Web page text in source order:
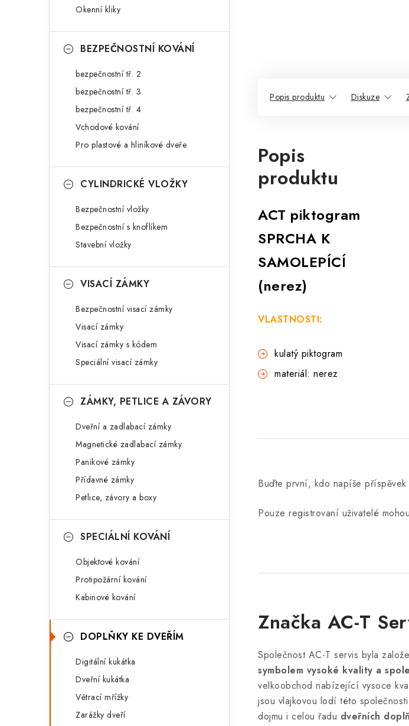
Okenní kliky
BEZPEČNOSTNÍ KOVÁNÍ
bezpečnostní tř. 2
bezpečnostní tř. 3
bezpečnostní tř. 4
Vchodové kování
Pro plastové a hliníkové dveře
CYLINDRICKÉ VLOŽKY
Bezpečnostní vložky
Bezpečnostní s knoflíkem
Stavební vložky
VISACÍ ZÁMKY
Bezpečnostní visací zámky
Visací zámky
Visací zámky s kódem
Speciální visací zámky
ZÁMKY, PETLICE A ZÁVORY
Dveřní a zadlabací zámky
Magnetické zadlabací zámky
Panikové zámky
Přídavné zámky
Petlice, závory a boxy
SPECIÁLNÍ KOVÁNÍ
Objektové kování
Protipožární kování
Kabinové kování
DOPLŇKY KE DVEŘÍM
Digitální kukátka
Dveřní kukátka
Větrací mřížky
Zarážky dveří
Popis produktu Diskuze
Popis
produktu
ACT piktogram
SPRCHA K
SAMOLEPÍCÍ
(nerez)
VLASTNOSTI:
kulatý piktogram
materiál: nerez
Buďte první, kdo napíše
Pouze registrovaní uživatelé
Značka AC-T
Společnost AC-T servis byla
symbolem vysoké kvality a
velkoobchod nabízející vysoce
jsou vlajkovou lodí této
dojmu i celou řadu dveřních